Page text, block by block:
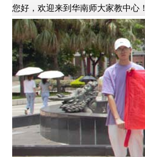
您好，欢迎来到华南师大家教中心！